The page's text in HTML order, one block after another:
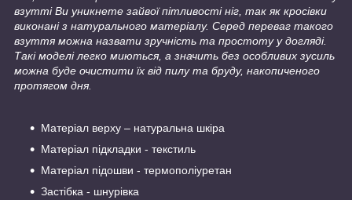
взутті Ви уникнете зайвої пітливості ніг, так як кросівки
виконані з натурального матеріалу. Серед переваг такого
взуття можна назвати зручність та простоту у догляді.
Такі моделі легко миються, а значить без особливих зусиль
можна буде очистити їх від пилу та бруду, накопиченого
протягом дня.
Матеріал верху – натуральна шкіра
Матеріал підкладки - текстиль
Матеріал підошви - термополіуретан
Застібка - шнурівка